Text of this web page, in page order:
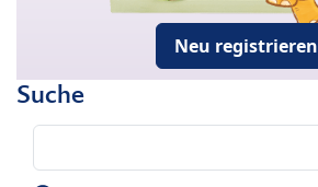
Neu registrieren
Suche